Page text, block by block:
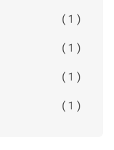
( 1 )
( 1 )
( 1 )
( 1 )